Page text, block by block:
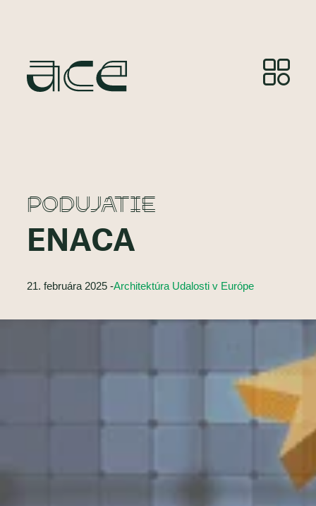
PODUJATIE
ENACA
21. februára 2025 -Architektúra Udalosti v Európe